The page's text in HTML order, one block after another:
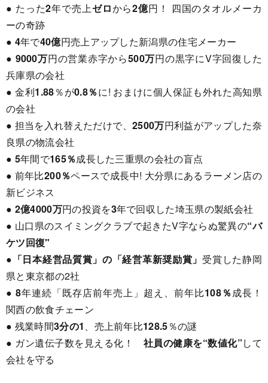
● たった2年で売上ゼロから2億円！ 四国のタオルメーカ
ーの奇跡
● 4年で40億円売上アップした新潟県の住宅メーカー
● 9000万円の営業赤字から500万円の黒字にV字回復した
兵庫県の会社
● 金利1.88％が0.8％に! おまけに個人保証も外れた高知県
の会社
● 担当を入れ替えただけで、 2500万円利益がアップした奈
良県の物流会社
● 5年間で165％成長した三重県の会社の盲点
● 前年比200％ペースで成長中! 大分県にあるラーメン店の
新ビジネス
● 2億4000万円の投資を3年で回収した埼玉県の製紙会社
● 山口県のスイミングクラブで起きたV字ならぬ驚異の“バ
ケツ回復"
● 「日本経営品質賞」の「経営革新奨励賞」 受賞した静岡
県と東京都の2社
● 8年連続「既存店前年売上」超え、前年比108％ 成長！
関西の飲食チェーン
● 残業時間3分の1 、売上前年比128.5％の謎
● ガン遺伝子数を見える化！ 社員の健康を“数値化”して
会社を守る